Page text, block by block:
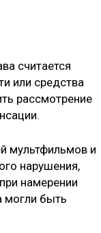
считается
или средства
рассмотрение
мультфильмов и
нарушения,
намерении
могли быть